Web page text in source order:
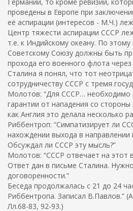
проведены в Европе при
её аспирации (интересов - М.Ч.)
Центр тяжести аспирации СССР
т.е. к Индийскому океану. По
Советскому Союзу должны быть
прохода его военного флота
Сталина я понял, что тот
сотрудничеству СССР с тремя
Молотов: “Для СССР… необходимо
гарантии от нападения со
как Англия это делала несколько
Риббентроп: “Симпатизирует ли
нахождении выхода в направлении
Обсуждал ли СССР эту мысль?”
Молотов: “СССР отвечает на этот
Ответ дан в письме Сталина.
договоренности.”
Беседа продолжалась с 21 до 24
Риббентропа. Записал В.Павлов.”
Лл.68-83, 92-93.)